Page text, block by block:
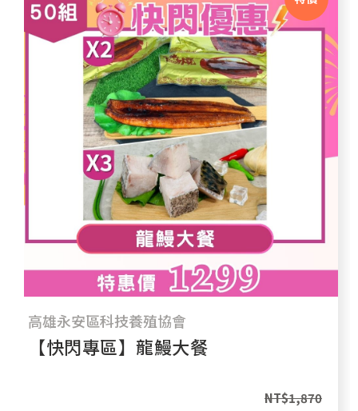
高雄永安區科技養殖協會
【快閃專區】龍鰻大餐
NT$1,870